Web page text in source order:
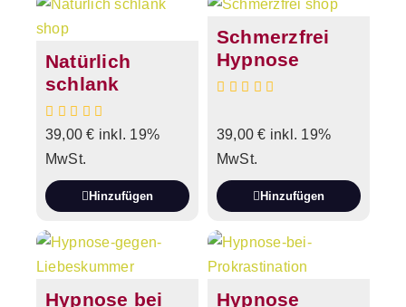
Natürlich
schlank
39,00€ inkl. 19%
MwSt.
Hinzufügen
Schmerzfrei
Hypnose
39,00€ inkl. 19%
MwSt.
Hinzufügen
Hypnose bei
Hypnose